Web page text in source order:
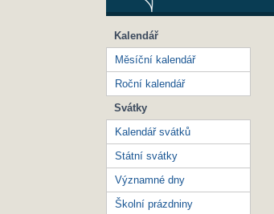
Kalendář
Měsíční kalendář
Roční kalendář
Svátky
Kalendář svátků
Státní svátky
Významné dny
Školní prázdniny